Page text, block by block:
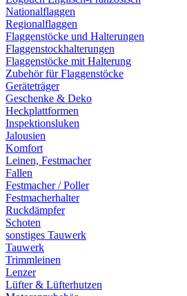
Nationalflaggen
Regionalflaggen
Flaggenstöcke und Halterungen
Flaggenstockhalterungen
Flaggenstöcke mit Halterung
Zubehör für Flaggenstöcke
Geräteträger
Geschenke & Deko
Heckplattformen
Inspektionsluken
Jalousien
Komfort
Leinen, Festmacher
Fallen
Festmacher / Poller
Festmacherhalter
Ruckdämpfer
Schoten
sonstiges Tauwerk
Tauwerk
Trimmleinen
Lenzer
Lüfter & Lüfterhutzen